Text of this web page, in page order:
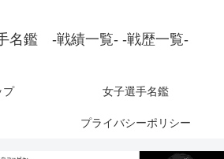
名鑑 -戦績一覧- -戦歴一覧-
プ 女子選手名鑑
プライバシーポリシー